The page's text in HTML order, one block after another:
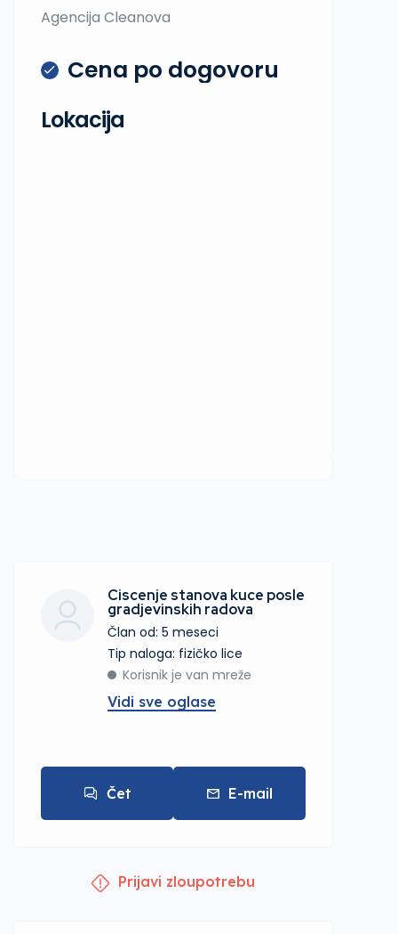
Agencija Cleanova
Cena po dogovoru
Lokacija
Ciscenje stanova kuce posle
gradjevinskih radova
Član od: 5 meseci
tip naloga: fizičko lice
Korisnik je van mreže
Vidi sve oglase
Čet E-mail
Prijavi zloupotrebu